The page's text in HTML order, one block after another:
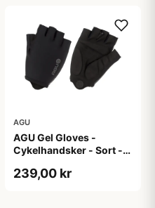
AGU
AGU Gel Gloves -
Cykelhandsker - Sort -
239,00 kr